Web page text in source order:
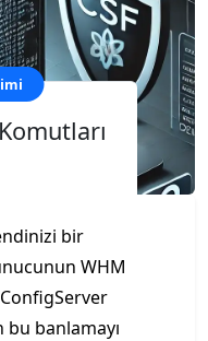
bir
WHM
banlamayı